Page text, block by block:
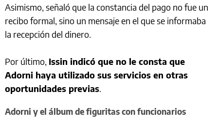
Asimismo, señaló que la constancia del pago no fue un
recibo formal, sino un mensaje en el que se informaba
la recepción del dinero.
Por último, Issin indicó que no le consta que
Adorni haya utilizado sus servicios en otras
oportunidades previas.
Adorni y el álbum de figuritas con funcionarios